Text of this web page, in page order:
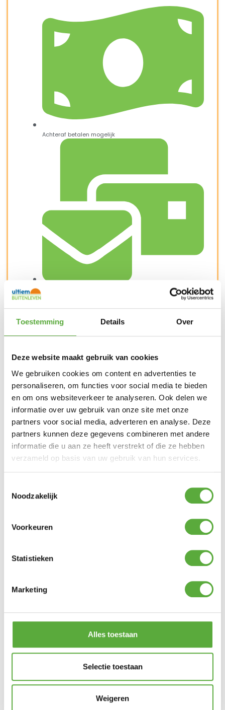
Toestemming Details Over
Deze website maakt gebruik van cookies
We gebruiken cookies om content en advertenties te
personaliseren, om functies voor social media te bieden
en om ons websiteverkeer te analyseren. Ook delen we
informatie over uw gebruik van onze site met onze
partners voor social media, adverteren en analyse. Deze
partners kunnen deze gegevens combineren met andere
informatie die u aan ze heeft verstrekt of die ze hebben
verzameld op basis van uw gebruik van hun services.
Noodzakelijk
Voorkeuren
Statistieken
Marketing
Alles toestaan
Selectie toestaan
Weigeren
Achteraf betalen mogelijk
Kopersbescherming met Trusted Shops